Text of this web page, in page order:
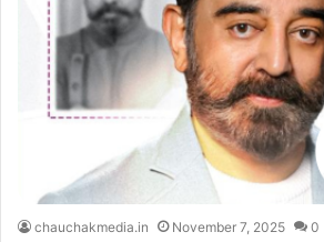
chauchakmedia.in November 7, 2025 0